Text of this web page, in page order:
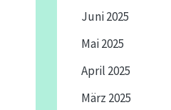
Juni 2025
Mai 2025
April 2025
März 2025